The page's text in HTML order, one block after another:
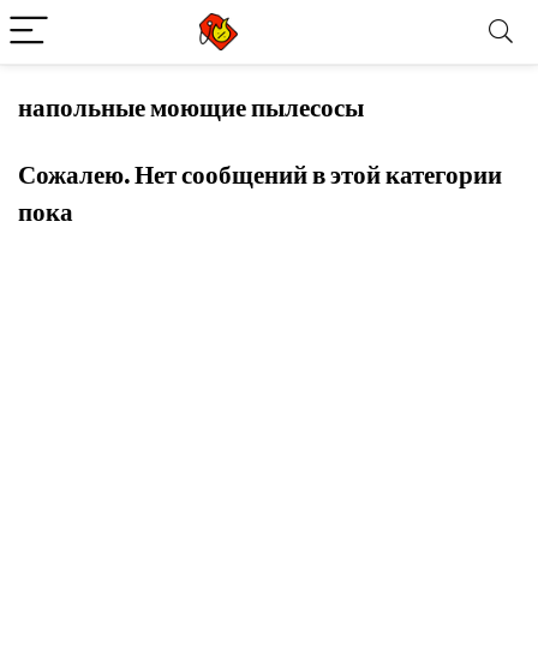
напольные моющие пылесосы
Сожалею. Нет сообщений в этой категории
пока